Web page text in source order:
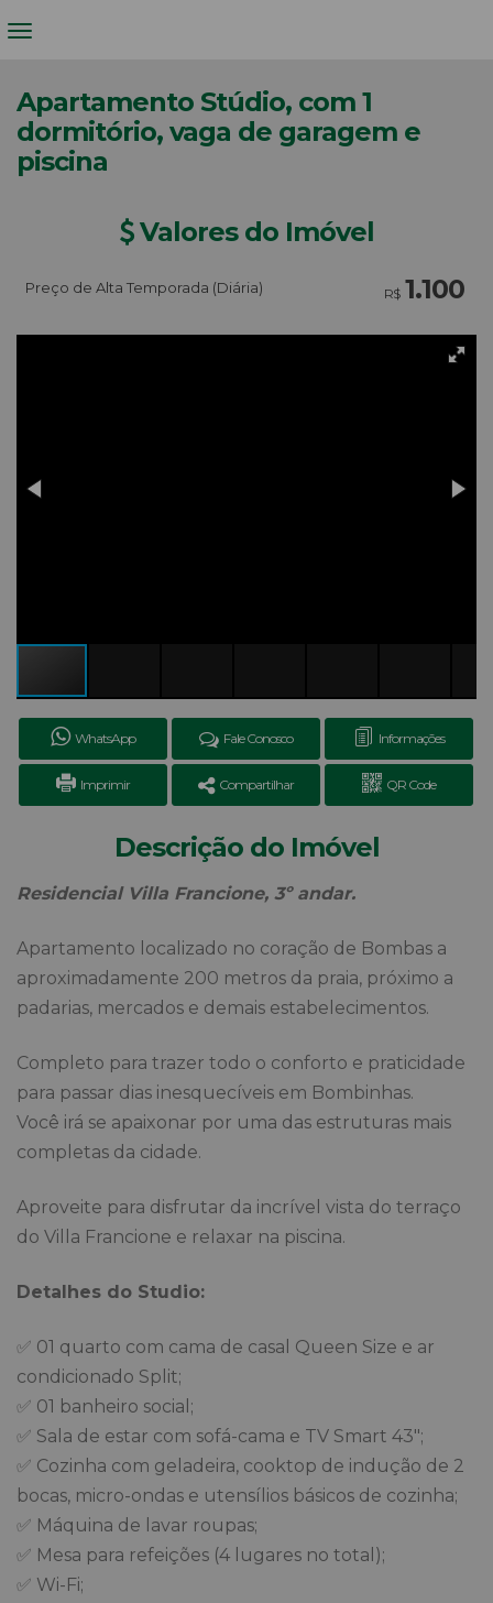
Apartamento Stúdio, com 1
dormitório, vaga de garagem e
piscina
Valores do Imóvel
R$ 1.100
Preço de Alta Temporada (Diária)
WhatsApp Fale Conosco Informações
Imprimir Compartilhar QR Code
Descrição do Imóvel
Residencial Villa Francione, 3º andar.
Apartamento localizado no coração de Bombas a
aproximadamente 200 metros da praia, próximo a
padarias, mercados e demais estabelecimentos.
Completo para trazer todo o conforto e praticidade
para passar dias inesquecíveis em Bombinhas.
Você irá se apaixonar por uma das estruturas mais
completas da cidade.
Aproveite para disfrutar da incrível vista do terraço
do Villa Francione e relaxar na piscina.
Detalhes do Studio:
✅ 01 quarto com cama de casal Queen Size e ar
condicionado Split;
✅ 01 banheiro social;
✅ Sala de estar com sofá-cama e TV Smart 43";
✅ Cozinha com geladeira, cooktop de indução de 2
bocas, micro-ondas e utensílios básicos de cozinha;
✅ Máquina de lavar roupas;
✅ Mesa para refeições (4 lugares no total);
✅ Wi-Fi;